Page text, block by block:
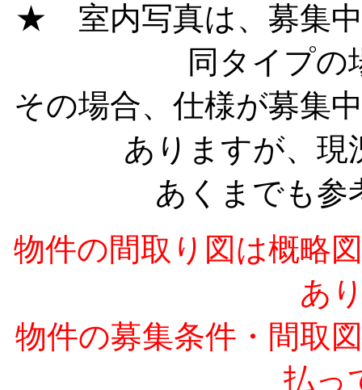
★ 室内写真は、募集中
同タイプの
その場合、仕様が募集
ありますが、現
あくまでも参
物件の間取り図は概略
あ
物件の募集条件・間取
払っ